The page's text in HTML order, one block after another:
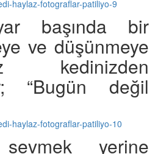
başında bir
ve düşünmeye
kedinizden
“Bugün değil
yerine